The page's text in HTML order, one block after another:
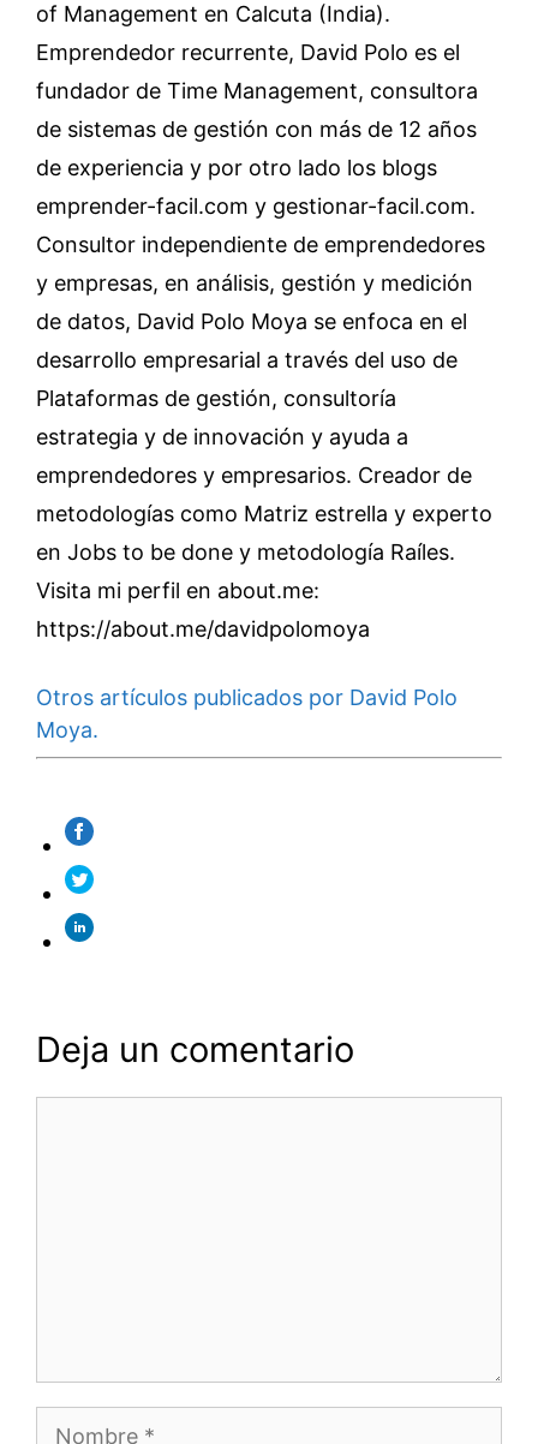
of Management en Calcuta (India).
Emprendedor recurrente, David Polo es el
fundador de Time Management, consultora
de sistemas de gestión con más de 12 años
de experiencia y por otro lado los blogs
emprender-facil.com y gestionar-facil.com.
Consultor independiente de emprendedores
y empresas, en análisis, gestión y medición
de datos, David Polo Moya se enfoca en el
desarrollo empresarial a través del uso de
Plataformas de gestión, consultoría
estrategia y de innovación y ayuda a
emprendedores y empresarios. Creador de
metodologías como Matriz estrella y experto
en Jobs to be done y metodología Raíles.
Visita mi perfil en about.me:
https://about.me/davidpolomoya
Otros artículos publicados por David Polo
Moya.
Deja un comentario
Nombre